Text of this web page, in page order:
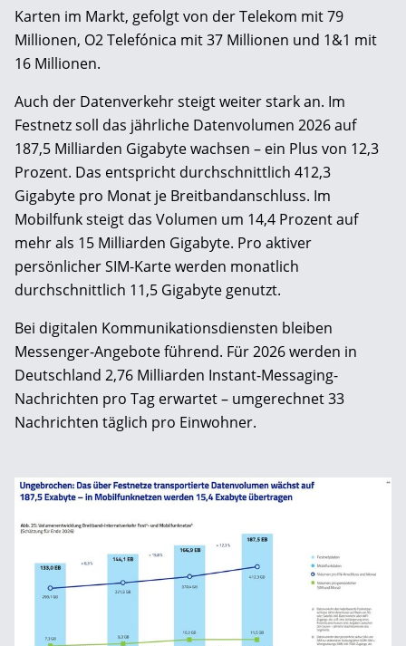
Karten im Markt, gefolgt von der Telekom mit 79
Millionen, O2 Telefónica mit 37 Millionen und 1&1 mit
16 Millionen.
Auch der Datenverkehr steigt weiter stark an. Im
Festnetz soll das jährliche Datenvolumen 2026 auf
187,5 Milliarden Gigabyte wachsen – ein Plus von 12,3
Prozent. Das entspricht durchschnittlich 412,3
Gigabyte pro Monat je Breitbandanschluss. Im
Mobilfunk steigt das Volumen um 14,4 Prozent auf
mehr als 15 Milliarden Gigabyte. Pro aktiver
persönlicher SIM-Karte werden monatlich
durchschnittlich 11,5 Gigabyte genutzt.
Bei digitalen Kommunikationsdiensten bleiben
Messenger-Angebote führend. Für 2026 werden in
Deutschland 2,76 Milliarden Instant-Messaging-
Nachrichten pro Tag erwartet – umgerechnet 33
Nachrichten täglich pro Einwohner.